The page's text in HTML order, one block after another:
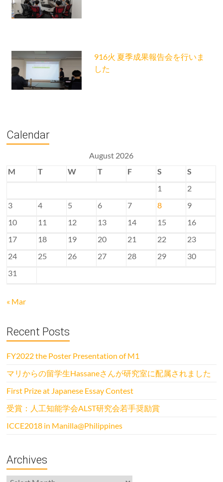
916火 夏季成果報告会を行いま
した
Calendar
August 2026
M
T W T F S
S
1
2
3
4 5 6 7 8
9
10
11 12 13 14 15
16
17
18 19 20 21 22
23
24
25 26 27 28 29
30
31
« Mar
Recent Posts
FY2022 the Poster Presentation of M1
マリからの留学生Hassaneさんが研究室に配属されました
First Prize at Japanese Essay Contest
受賞：人工知能学会ALST研究会若手奨励賞
ICCE2018 in Manilla@Philippines
Archives
Archives